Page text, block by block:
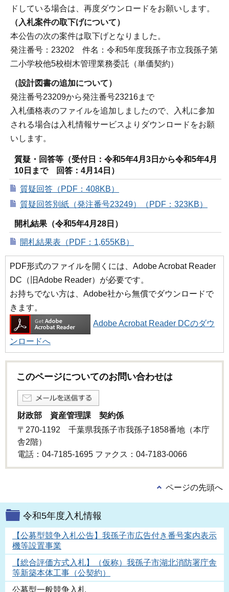
ドしている場合は、再度ダウンロードをお願いします。
（入札案件の取下げについて）
本公告の次の案件は取下げとなりました。
発注番号：23202 件名：令和5年度我孫子市立我孫子第
二小学校他5校樹木管理業務委託（単価契約）
（設計図書の追加について）
発注番号23209から発注番号23216まで
入札価格表のファイルを追加しましたので、入札に参加
される場合は入札情報サービスよりダウンロードをお願
いします。
質疑・回答等（受付日：令和5年4月3日から令和5年4月
10日まで 回答：4月14日）
質疑回答（PDF：408KB）
質疑回答別紙（発注番号23249）（PDF：323KB）
開札結果（令和5年4月28日）
開札結果表（PDF：1,655KB）
PDF形式のファイルを開くには、Adobe Acrobat Reader
DC（旧Adobe Reader）が必要です。
お持ちでない方は、Adobe社から無償でダウンロードで
きます。
Adobe Acrobat Reader DCのダウ
ンロードへ
このページについてのお問い合わせは
財政部 資産管理課 契約係
〒270-1192 千葉県我孫子市我孫子1858番地（本庁
舎2階）
電話：04-7185-1695 ファクス：04-7183-0066
ページの先頭へ
令和5年度入札情報
【公募型競争入札公告】我孫子市広告付き番号案内表示
機等設置事業
【総合評価方式入札】（仮称）我孫子市湖北消防署庁舎
等新築本体工事（公契約）
公募型一般競争入札